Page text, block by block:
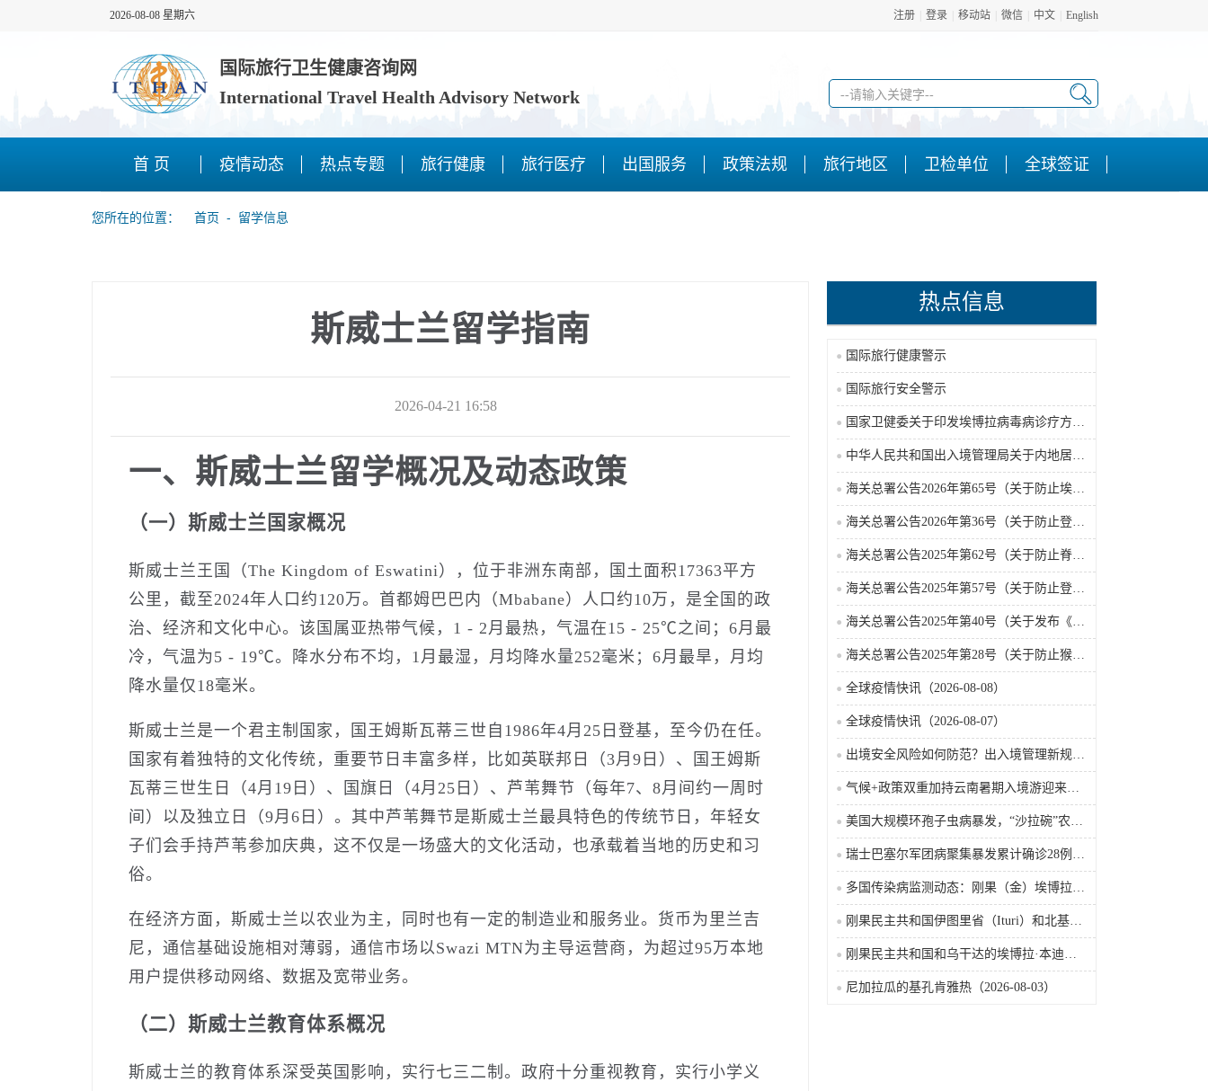
注册 登录 移动站 微信 中文 English
2026-08-08 星期六
国际旅行卫生健康咨询网
International Travel Health Advisory Network
首 页 疫情动态 热点专题 旅行健康 旅行医疗 出国服务 政策法规 旅行地区 卫检单位 全球签证
您所在的位置： 首页 ‐ 留学信息
斯威士兰留学指南
2026-04-21 16:58
一、斯威士兰留学概况及动态政策
（一）斯威士兰国家概况
斯威士兰王国（The Kingdom of Eswatini），位于非洲东南部，国土面积17363平方
公里，截至2024年人口约120万。首都姆巴巴内（Mbabane）人口约10万，是全国的政
治、经济和文化中心。该国属亚热带气候，1 - 2月最热，气温在15 - 25℃之间；6月最
冷，气温为5 - 19℃。降水分布不均，1月最湿，月均降水量252毫米；6月最旱，月均
降水量仅18毫米。
斯威士兰是一个君主制国家，国王姆斯瓦蒂三世自1986年4月25日登基，至今仍在任。
国家有着独特的文化传统，重要节日丰富多样，比如英联邦日（3月9日）、国王姆斯
瓦蒂三世生日（4月19日）、国旗日（4月25日）、芦苇舞节（每年7、8月间约一周时
间）以及独立日（9月6日）。其中芦苇舞节是斯威士兰最具特色的传统节日，年轻女
子们会手持芦苇参加庆典，这不仅是一场盛大的文化活动，也承载着当地的历史和习
俗。
在经济方面，斯威士兰以农业为主，同时也有一定的制造业和服务业。货币为里兰吉
尼，通信基础设施相对薄弱，通信市场以Swazi MTN为主导运营商，为超过95万本地
用户提供移动网络、数据及宽带业务。
（二）斯威士兰教育体系概况
斯威士兰的教育体系深受英国影响，实行七三二制。政府十分重视教育，实行小学义
热点信息
国际旅行健康警示
国际旅行安全警示
全球疫情快讯（2026-08-08）
全球疫情快讯（2026-08-07）
尼加拉瓜的基孔肯雅热（2026-08-03）